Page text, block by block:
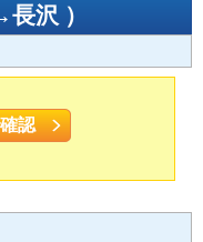
長沢 ）
認